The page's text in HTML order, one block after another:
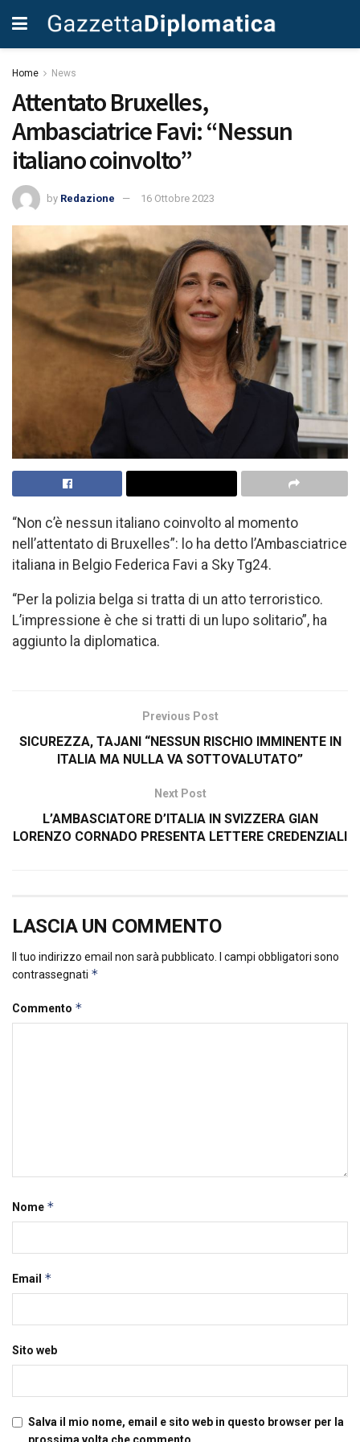
Home News
Attentato Bruxelles,
Ambasciatrice Favi: “Nessun
italiano coinvolto”
by Redazione 16 Ottobre 2023
“Non c’è nessun italiano coinvolto al momento
nell’attentato di Bruxelles”: lo ha detto l’Ambasciatrice
italiana in Belgio Federica Favi a Sky Tg24.
“Per la polizia belga si tratta di un atto terroristico.
L’impressione è che si tratti di un lupo solitario”, ha
aggiunto la diplomatica.
Previous Post
SICUREZZA, TAJANI “NESSUN RISCHIO IMMINENTE IN
ITALIA MA NULLA VA SOTTOVALUTATO”
Next Post
L’AMBASCIATORE D’ITALIA IN SVIZZERA GIAN
LORENZO CORNADO PRESENTA LETTERE CREDENZIALI
LASCIA UN COMMENTO
Il tuo indirizzo email non sarà pubblicato.
I campi obbligatori sono
contrassegnati *
Commento *
Nome *
Email *
Sito web
Salva il mio nome, email e sito web in questo browser per la